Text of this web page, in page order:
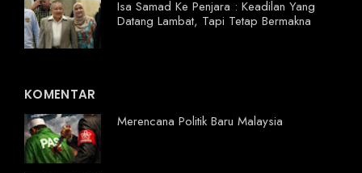
Isa Samad Ke Penjara : Keadilan Yang
Datang Lambat, Tapi Tetap Bermakna
KOMENTAR
Merencana Politik Baru Malaysia